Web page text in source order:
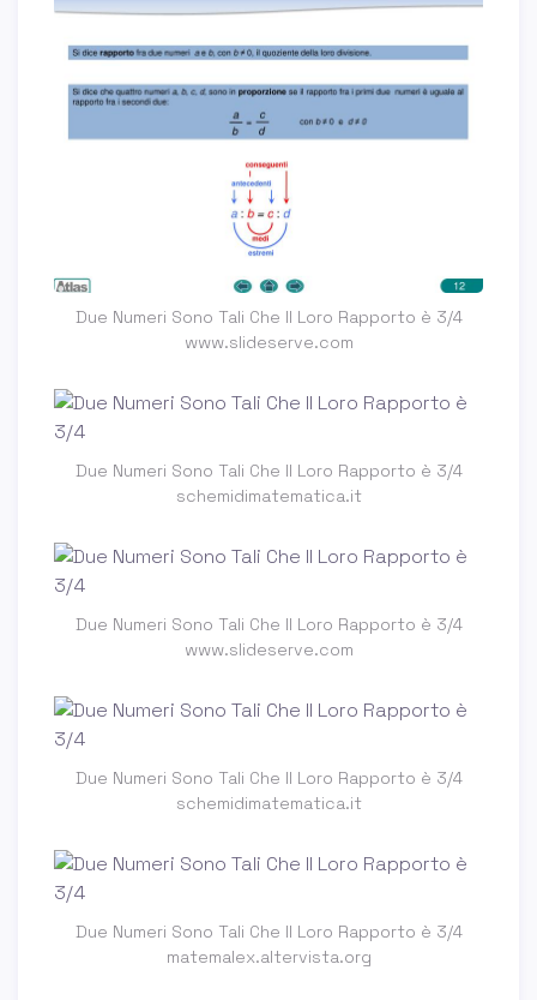
Due Numeri Sono Tali Che Il Loro Rapporto è 3/4
www.slideserve.com
Due Numeri Sono Tali Che Il Loro Rapporto è 3/4
schemidimatematica.it
Due Numeri Sono Tali Che Il Loro Rapporto è 3/4
www.slideserve.com
Due Numeri Sono Tali Che Il Loro Rapporto è 3/4
schemidimatematica.it
Due Numeri Sono Tali Che Il Loro Rapporto è 3/4
matemalex.altervista.org